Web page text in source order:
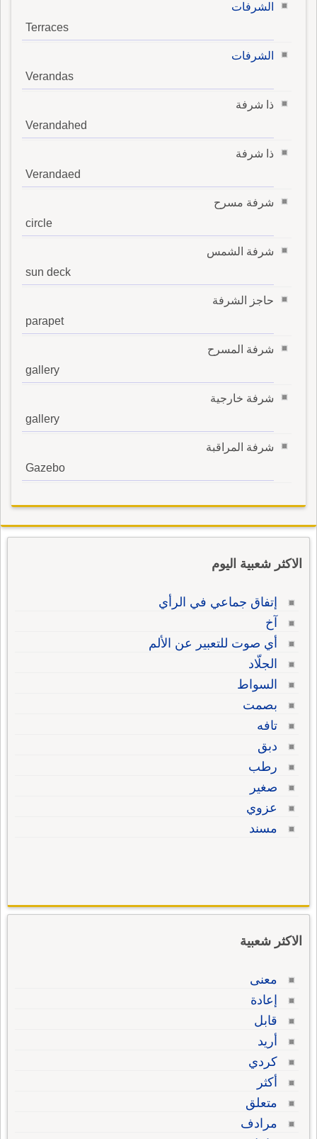
الشرفات
Terraces
الشرفات
Verandas
ذا شرفة
Verandahed
ذا شرفة
Verandaed
شرفة مسرح
circle
شرفة الشمس
sun deck
حاجز الشرفة
parapet
شرفة المسرح
gallery
شرفة خارجية
gallery
شرفة المراقبة
Gazebo
الاكثر شعبية اليوم
إتفاق جماعي في الرأي
آخ
أي صوت للتعبير عن الألم
الجلّاد
السواط
بصمت
تافه
دبق
رطب
صغير
عزوي
مسند
الاكثر شعبية
معنى
إعادة
قابل
أريد
كردي
أكثر
متعلق
مرادف